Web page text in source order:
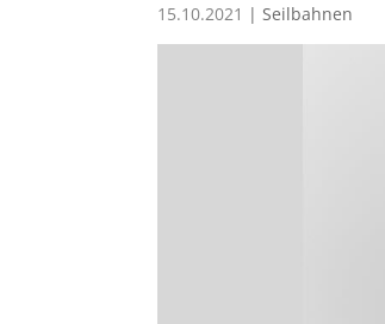
15.10.2021 | Seilbahnen